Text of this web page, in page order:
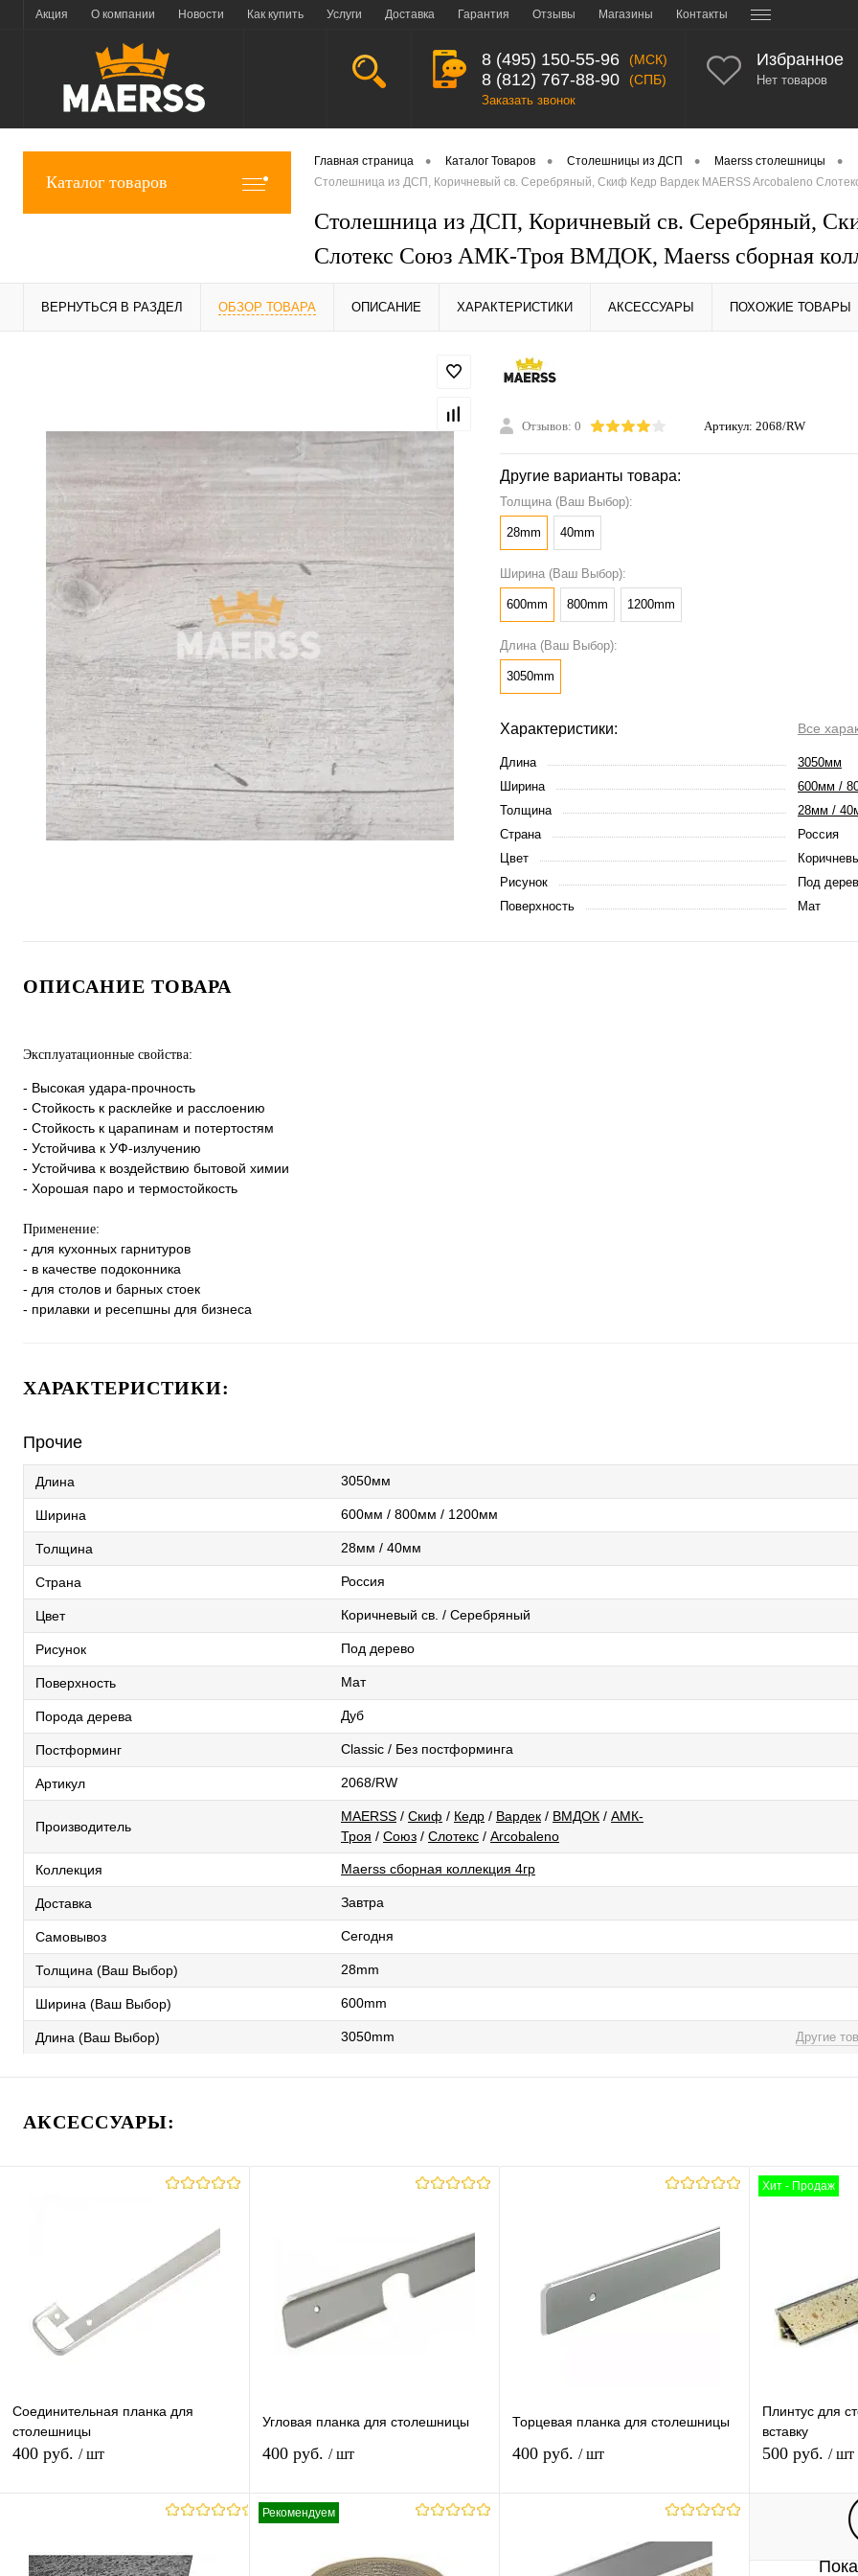
Акция О компании Новости Как купить Услуги Доставка Гарантия Отзывы Магазины Контакты
8 (495) 150-55-96 (МСК)
8 (812) 767-88-90 (СПБ)
Заказать звонок
Избранное
Нет товаров
Каталог товаров
Главная страница • Каталог Товаров • Столешницы из ДСП • Maerss столешницы •
Столешница из ДСП, Коричневый св. Серебряный, Скиф Кедр Вардек MAERSS Arcobaleno
Столешница из ДСП, Коричневый св. Серебряный,
Слотекс Союз АМК-Троя ВМДОК, Maerss сборная
ВЕРНУТЬСЯ В РАЗДЕЛ ОБЗОР ТОВАРА ОПИСАНИЕ ХАРАКТЕРИСТИКИ АКСЕССУАРЫ ПОХОЖИЕ ТОВАРЫ
Отзывов: 0 Артикул: 2068/RW
Другие варианты товара:
Толщина (Ваш Выбор):
28mm 40mm
Ширина (Ваш Выбор):
600mm 800mm 1200mm
Длина (Ваш Выбор):
3050mm
Характеристики: Все
Длина
3050мм
Ширина
600мм /
Толщина
28мм /
Страна
Россия
Цвет
Рисунок
Под
Поверхность
Мат
ОПИСАНИЕ ТОВАРА
Эксплуатационные свойства:
- Высокая удара-прочность
- Стойкость к расклейке и расслоению
- Стойкость к царапинам и потертостям
- Устойчива к УФ-излучению
- Устойчива к воздействию бытовой химии
- Хорошая паро и термостойкость
Применение:
- для кухонных гарнитуров
- в качестве подоконника
- для столов и барных стоек
- прилавки и ресепшны для бизнеса
ХАРАКТЕРИСТИКИ:
Прочие
Длина 3050мм
Ширина 600мм / 800мм / 1200мм
Толщина 28мм / 40мм
Страна Россия
Цвет Коричневый св. / Серебряный
Рисунок Под дерево
Поверхность Мат
Порода дерева Дуб
Постформинг Classic / Без постформинга
Артикул 2068/RW
Производитель
MAERSS / Скиф / Кедр / Вардек / ВМДОК / АМК-
Троя / Союз / Слотекс / Arcobaleno
Коллекция Maerss сборная коллекция 4гр
Доставка Завтра
Самовывоз Сегодня
Толщина (Ваш Выбор) 28mm
Ширина (Ваш Выбор) 600mm
Длина (Ваш Выбор) 3050mm Другие
АКСЕССУАРЫ:
Соединительная планка для
столешницы
400 руб. / шт
Угловая планка для столешницы
400 руб. / шт
Торцевая планка для столешницы
400 руб. / шт
Хит - Продаж
Плинтус для
вставку
500 руб. / шт
Рекомендуем